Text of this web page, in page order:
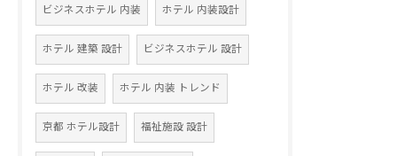
ビジネスホテル 内装 ホテル 内装設計
ホテル 建築 設計 ビジネスホテル 設計
ホテル 改装 ホテル 内装 トレンド
京都 ホテル設計 福祉施設 設計